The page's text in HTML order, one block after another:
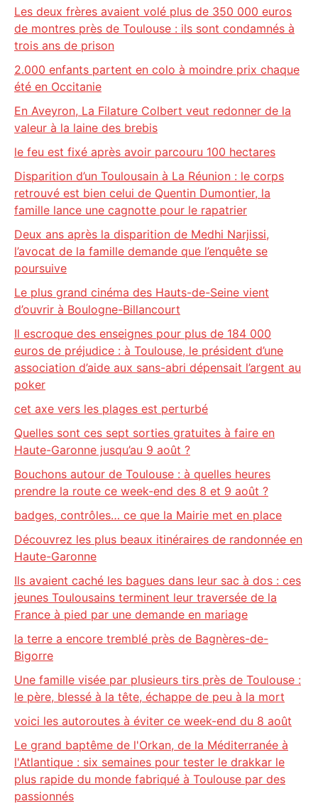
Les deux frères avaient volé plus de 350 000 euros
de montres près de Toulouse : ils sont condamnés à
trois ans de prison
2.000 enfants partent en colo à moindre prix chaque
été en Occitanie
En Aveyron, La Filature Colbert veut redonner de la
valeur à la laine des brebis
le feu est fixé après avoir parcouru 100 hectares
Disparition d’un Toulousain à La Réunion : le corps
retrouvé est bien celui de Quentin Dumontier, la
famille lance une cagnotte pour le rapatrier
Deux ans après la disparition de Medhi Narjissi,
l’avocat de la famille demande que l’enquête se
poursuive
Le plus grand cinéma des Hauts-de-Seine vient
d’ouvrir à Boulogne-Billancourt
Il escroque des enseignes pour plus de 184 000
euros de préjudice : à Toulouse, le président d’une
association d’aide aux sans-abri dépensait l’argent au
poker
cet axe vers les plages est perturbé
Quelles sont ces sept sorties gratuites à faire en
Haute-Garonne jusqu’au 9 août ?
Bouchons autour de Toulouse : à quelles heures
prendre la route ce week-end des 8 et 9 août ?
badges, contrôles… ce que la Mairie met en place
Découvrez les plus beaux itinéraires de randonnée en
Haute-Garonne
Ils avaient caché les bagues dans leur sac à dos : ces
jeunes Toulousains terminent leur traversée de la
France à pied par une demande en mariage
la terre a encore tremblé près de Bagnères-de-
Bigorre
Une famille visée par plusieurs tirs près de Toulouse :
le père, blessé à la tête, échappe de peu à la mort
voici les autoroutes à éviter ce week-end du 8 août
Le grand baptême de l'Orkan, de la Méditerranée à
l'Atlantique : six semaines pour tester le drakkar le
plus rapide du monde fabriqué à Toulouse par des
passionnés